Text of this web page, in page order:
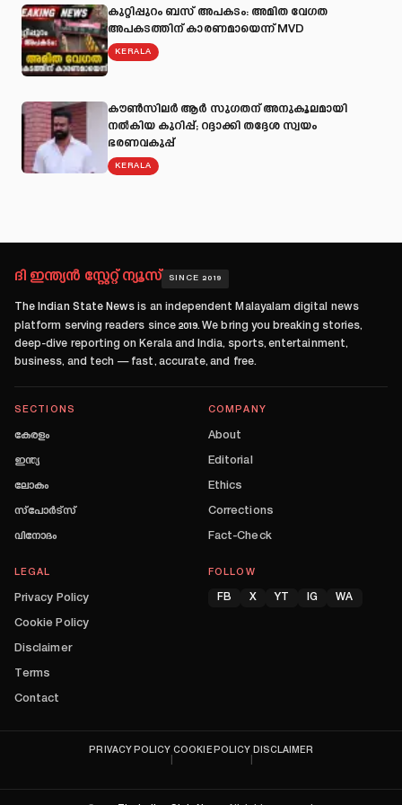
കുറ്റിപ്പുറം ബസ് അപകടം: അമിത വേഗത
അപകടത്തിന് കാരണമായെന്ന് MVD
KERALA
കൗൺസിലർ ആർ സുഗതന് അനുകൂലമായി
നല്‍കിയ കുറിപ്പ്; റദ്ദാക്കി തദ്ദേശ സ്വയം
ഭരണവകുപ്പ്
KERALA
ദി ഇന്ത്യൻ സ്റ്റേറ്റ് ന്യൂസ് SINCE 2019
The Indian State News is an independent Malayalam digital news
platform serving readers since 2019. We bring you breaking stories,
deep-dive reporting on Kerala and India, sports, entertainment,
business, and tech — fast, accurate, and free.
SECTIONS
കേരളം
ഇന്ത്യ
ലോകം
സ്പോർട്സ്
വിനോദം
COMPANY
About
Editorial
Ethics
Corrections
Fact-Check
LEGAL
Privacy Policy
Cookie Policy
Disclaimer
Terms
Contact
FOLLOW
FB X YT IG WA
PRIVACY POLICY COOKIE POLICY DISCLAIMER